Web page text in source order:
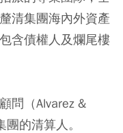
清集團海內外資產
含債權人及爛尾樓
問（Alvarez &
的清算人。